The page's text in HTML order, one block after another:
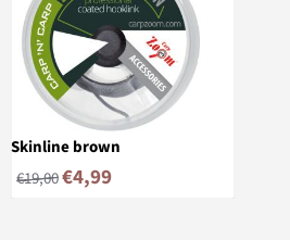
Skinline brown
€19,00€4,99